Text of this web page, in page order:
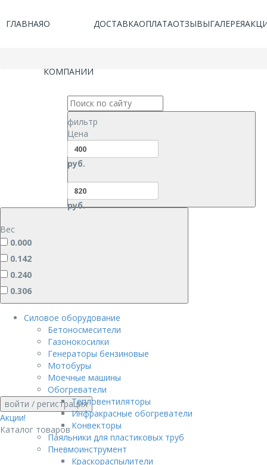
ГЛАВНАЯО
КОМПАНИИ
ДОСТАВКАОПЛАТАОТЗЫВЫГАЛЕРЕЯ
войти / регистрация
Акции!
Каталог товаров
фильтр
Цена
руб.
руб.
Вес
0.000
0.142
0.240
0.306
Силовое оборудование
Бетоносмесители
Газонокосилки
Генераторы бензиновые
Мотобуры
Моечные машины
Обогреватели
Тепловентиляторы
Инфракрасные обогреватели
Конвекторы
Паяльники для пластиковых труб
Пневмоинструмент
Краскораспылители